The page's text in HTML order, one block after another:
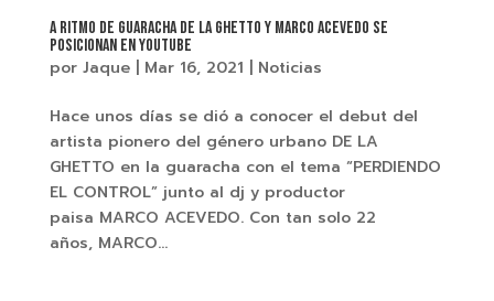
A RITMO DE GUARACHA DE LA GHETTO Y MARCO ACEVEDO SE
POSICIONAN EN YOUTUBE
por Jaque| Mar 16, 2021 | Noticias
Hace unos días se dió a conocer el debut del
artista pionero del género urbano DE LA
GHETTO en la guaracha con el tema “PERDIENDO
EL CONTROL” junto al dj y productor
paisa MARCO ACEVEDO. Con tan solo 22
años, MARCO...